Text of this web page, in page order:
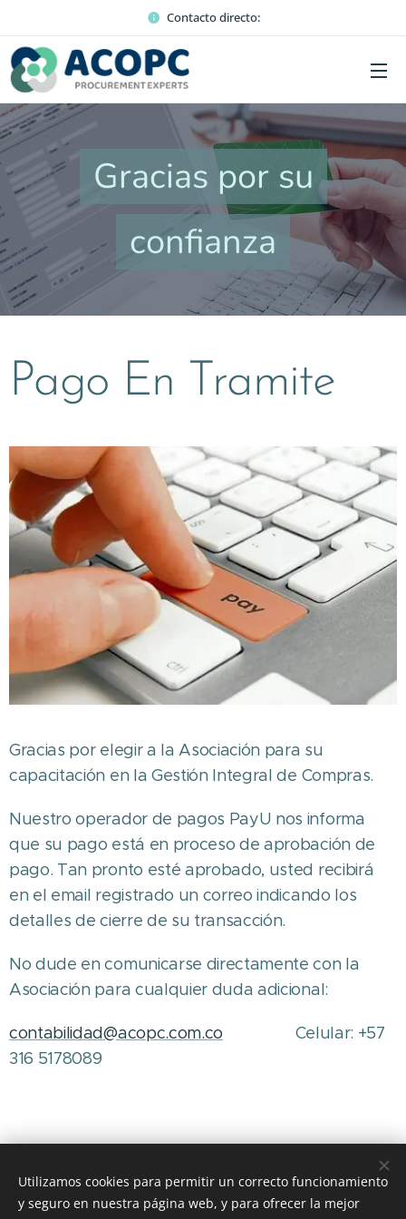
Contacto directo:
Gracias por su
confianza
Pago En Tramite
Gracias por elegir a la Asociación para su
capacitación en la Gestión Integral de Compras.
Nuestro operador de pagos PayU nos informa
que su pago está en proceso de aprobación de
pago. Tan pronto esté aprobado, usted recibirá
en el email registrado un correo indicando los
detalles de cierre de su transacción.
No dude en comunicarse directamente con la
Asociación para cualquier duda adicional:
contabilidad@acopc.com.co Celular: +57
316 5178089
ACOPC.
Todos los derechos reservados.
Utilizamos cookies para permitir un correcto funcionamiento
y seguro en nuestra página web, y para ofrecer la mejor